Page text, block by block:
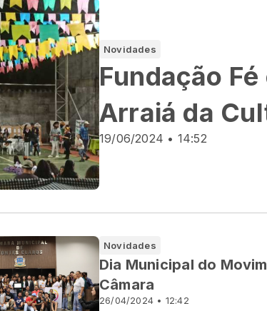
Novidades
19/06/2024 • 14:52
Fundação
Arraiá da
Novidades
26/04/2024 • 12:42
Dia Municipal do
Câmara